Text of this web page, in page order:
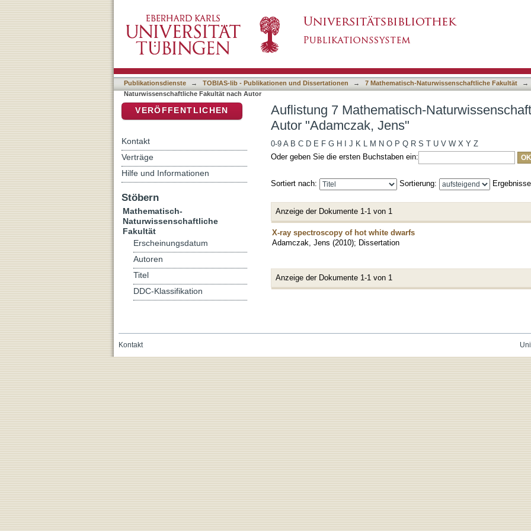
Publikationsdienste → TOBIAS-lib - Publikationen und Dissertationen → 7 Mathematisch-Naturwissenschaftliche Fakultät →
Naturwissenschaftliche Fakultät nach Autor
Auflistung 7 Mathematisch-
Autor "Adamczak, Jens"
0-9 A B C D E F G H J K L M N O P Q R S T U V W X Y Z
Oder geben Sie die ersten Buchstaben ein:
Sortiert nach: Sortierung:
Anzeige der Dokumente 1-1 von 1
X-ray spectroscopy of hot white dwarfs
Adamczak, Jens (2010); Dissertation
Anzeige der Dokumente 1-1 von 1
VERÖFFENTLICHEN
Kontakt
Verträge
Hilfe und Informationen
Stöbern
Mathematisch-
Naturwissenschaftliche
Fakultät
Erscheinungsdatum
Autoren
Titel
DDC-Klassifikation
Kontakt